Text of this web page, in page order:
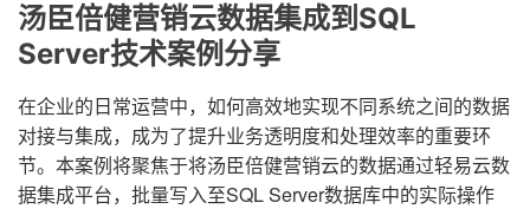
汤臣倍健营销云数据集成到SQL
Server技术案例分享
在企业的日常运营中，如何高效地实现不同系统之间的数据
对接与集成，成为了提升业务透明度和处理效率的重要环
节。本案例将聚焦于将汤臣倍健营销云的数据通过轻易云数
据集成平台，批量写入至SQL Server数据库中的实际操作